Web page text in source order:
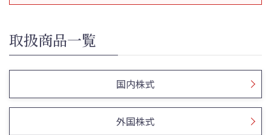
取扱商品一覧
国内株式
外国株式